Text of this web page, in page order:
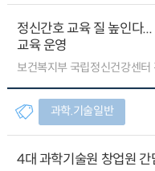
정신간호 교육 질 높인다
교육 운영
보건복지부 국립정신건강센터
과학.기술일반
4대 과학기술원 창업원 간